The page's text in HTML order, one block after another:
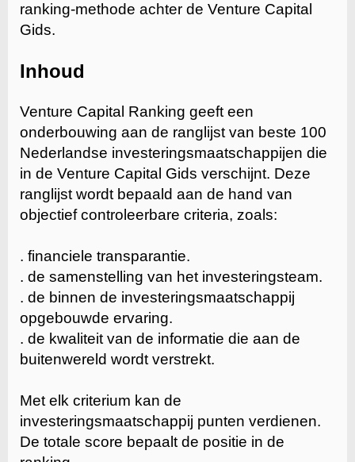
ranking-methode achter de Venture Capital
Gids.
Inhoud
Venture Capital Ranking geeft een
onderbouwing aan de ranglijst van beste 100
Nederlandse investeringsmaatschappijen die
in de Venture Capital Gids verschijnt. Deze
ranglijst wordt bepaald aan de hand van
objectief controleerbare criteria, zoals:
. financiele transparantie.
. de samenstelling van het investeringsteam.
. de binnen de investeringsmaatschappij
opgebouwde ervaring.
. de kwaliteit van de informatie die aan de
buitenwereld wordt verstrekt.
Met elk criterium kan de
investeringsmaatschappij punten verdienen.
De totale score bepaalt de positie in de